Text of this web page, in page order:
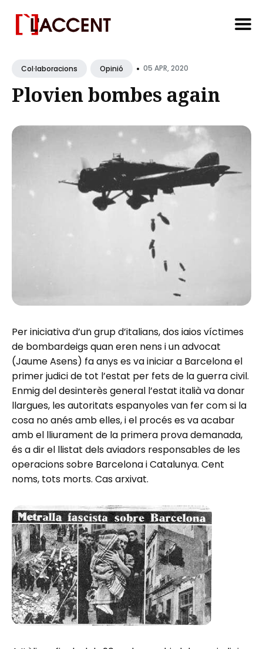
for
Blog
Col·laboracions Opinió • 05 APR, 2020
Plovien bombes again
Per iniciativa d’un grup d’italians, dos iaios víctimes
de bombardeigs quan eren nens i un advocat
(Jaume Asens) fa anys es va iniciar a Barcelona el
primer judici de tot l’estat per fets de la guerra civil.
Enmig del desinterès general l’estat italià va donar
llargues, les autoritats espanyoles van fer com si la
cosa no anés amb elles, i el procés es va acabar
amb el lliurament de la primera prova demanada,
és a dir el llistat dels aviadors responsables de les
operacions sobre Barcelona i Catalunya. Cent
noms, tots morts. Cas arxivat.